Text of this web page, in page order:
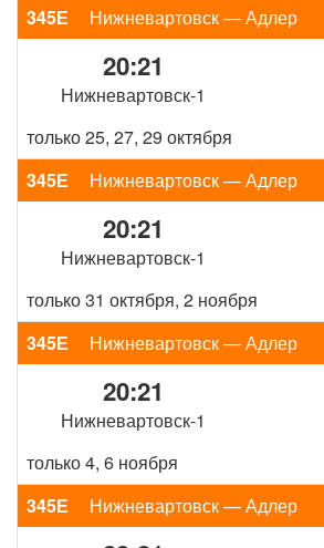
345Е Нижневартовск — Адлер
20:21
Нижневартовск-1
только 25, 27, 29 октября
345Е
Нижневартовск — Адлер
20:21
Нижневартовск-1
только 31 октября, 2 ноября
345Е
Нижневартовск — Адлер
20:21
Нижневартовск-1
только 4, 6 ноября
345Е
Нижневартовск — Адлер